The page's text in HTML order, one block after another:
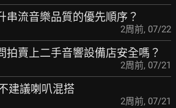
串流音樂品質的優先順序？
2周前, 07/22
拍賣上二手音響設備店安全嗎？
2周前, 07/21
建議喇叭混搭
2周前, 07/21